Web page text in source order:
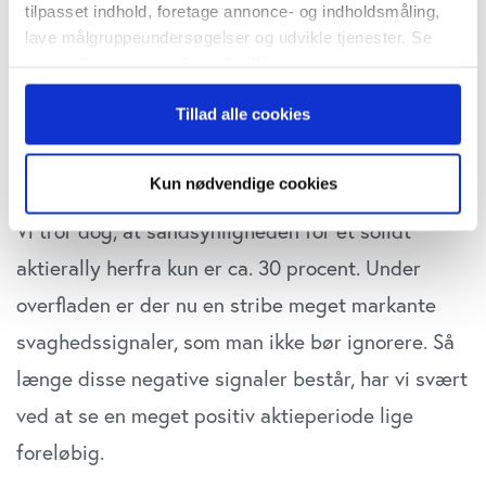
tilpasset indhold, foretage annonce- og indholdsmåling,
lave målgruppeundersøgelser og udvikle tjenester. Se
persondatapolitik. Du kan altid trække dit samtykke
tilbage eller ændre indstillinger fra vores
"Cookiedeklaration", eller ved at trykke på "Privacy
Hvis du tillader det, vil vi også gerne:
Indsamle præcise oplysninger om din placering,
der kan være nøjagtig inden for få meter
Identificere din enhed baseret på en scanning af
Dine valg anvendes på hele websitet.
Vi bruger cookies til at tilpasse vores indhold og
at analysere vores trafik. Vi deler også oplysninger om
Tillad alle cookies
Kun nødvendige cookies
aktierally de næste uger. For både amerikanske
stemning smitte af, og igen lokke købere på
Vi tror dog, at sandsynligheden for et solidt
aktierally herfra kun er ca. 30 procent. Under
overfladen er der nu en stribe meget markante
svaghedssignaler, som man ikke bør ignorere. Så
længe disse negative signaler består, har vi svært
ved at se en meget positiv aktieperiode lige
foreløbig.